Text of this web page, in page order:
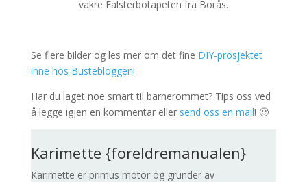
vakre Falsterbotapeten fra Borås.
Se flere bilder og les mer om det fine DIY-prosjektet
inne hos Bustebloggen!
Har du laget noe smart til barnerommet? Tips oss ved
å legge igjen en kommentar ellersend oss en mail! 🙂
Karimette {foreldremanualen}
Karimette er primus motor og gründer av